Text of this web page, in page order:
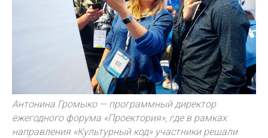
Антонина Громыко — программный директор
ежегодного форума «Проектория», где в рамках
направления «Культурный код» участники решали